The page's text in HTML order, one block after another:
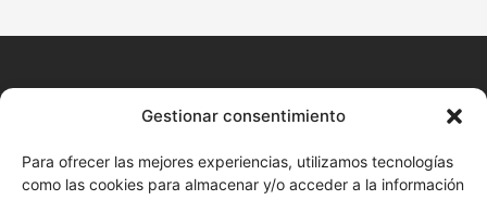
Gestionar consentimiento
Para ofrecer las mejores experiencias, utilizamos tecnologías
como las cookies para almacenar y/o acceder a la información
+34 680 577 777
Huelva Online (Cita previa)